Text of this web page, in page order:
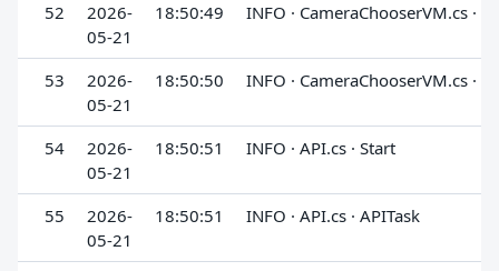
52
2026-
05-21
18:50:49 INFO · CameraChooserVM.cs ·
53
2026-
05-21
18:50:50 INFO · CameraChooserVM.cs ·
54
2026-
05-21
18:50:51 INFO · API.cs · Start
55
2026-
05-21
18:50:51 INFO · API.cs · APITask